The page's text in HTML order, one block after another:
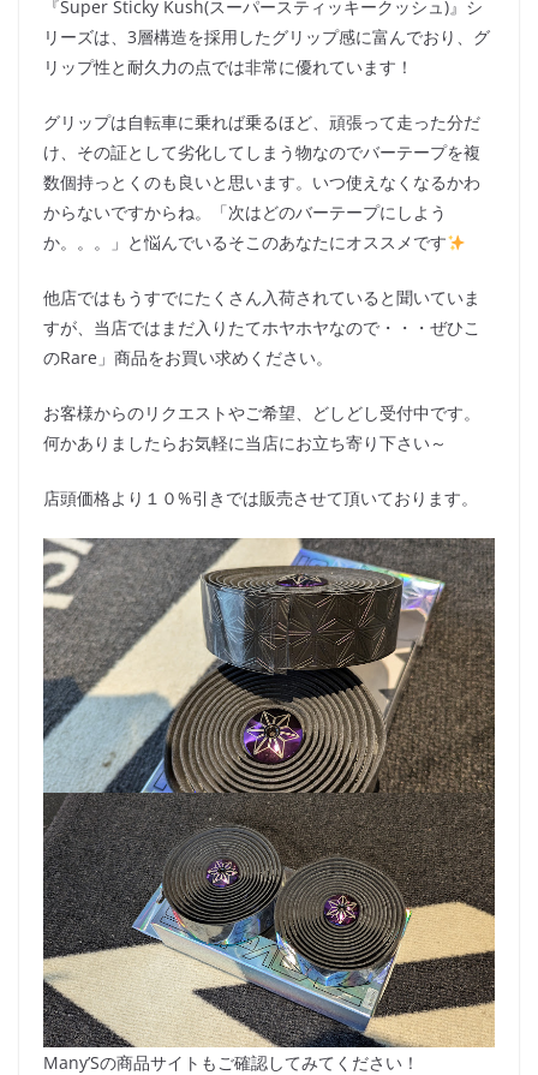
『Super Sticky Kush(スーパースティッキークッシュ)』シ
リーズは、3層構造を採用したグリップ感に富んでおり、グ
リップ性と耐久力の点では非常に優れています！
グリップは自転車に乗れば乗るほど、頑張って走った分だ
け、その証として劣化してしまう物なのでバーテープを複
数個持っとくのも良いと思います。いつ使えなくなるかわ
からないですからね。「次はどのバーテープにしよう
か。。。」と悩んでいるそこのあなたにオススメです
他店ではもうすでにたくさん入荷されていると聞いていま
すが、当店ではまだ入りたてホヤホヤなので・・・ぜひこ
のRare」商品をお買い求めください。
お客様からのリクエストやご希望、どしどし受付中です。
何かありましたらお気軽に当店にお立ち寄り下さい～
店頭価格より１０%引きでは販売させて頂いております。
Many’Sの商品サイトもご確認してみてください！